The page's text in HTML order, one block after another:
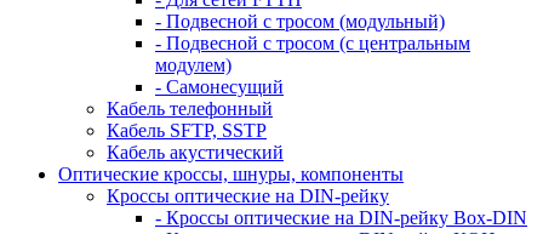
- Подвесной с тросом (модульный)
- Подвесной с тросом (с центральным
модулем)
- Самонесущий
Кабель телефонный
Кабель SFTP, SSTP
Кабель акустический
Оптические кроссы, шнуры, компоненты
Кроссы оптические на DIN-рейку
- Кроссы оптические на DIN-рейку Box-DIN